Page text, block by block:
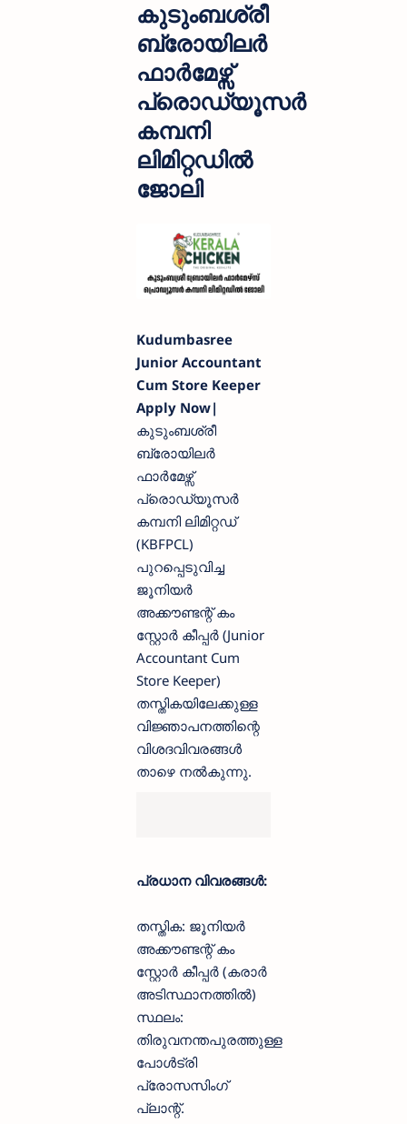
കുടുംബശ്രീ
ബ്രോയിലർ
ഫാർമേഴ്സ്
പ്രൊഡ്യൂസർ
കമ്പനി
ലിമിറ്റഡിൽ
ജോലി
Kudumbasree
Junior Accountant
Cum Store Keeper
Apply Now|
കുടുംബശ്രീ
ബ്രോയിലർ
ഫാർമേഴ്സ്
പ്രൊഡ്യൂസർ
കമ്പനി ലിമിറ്റഡ്
(KBFPCL)
പുറപ്പെടുവിച്ച
ജൂനിയർ
അക്കൗണ്ടന്റ് കം
സ്റ്റോർ കീപ്പർ (Junior
Accountant Cum
Store Keeper)
തസ്തികയിലേക്കുള്ള
വിജ്ഞാപനത്തിന്റെ
വിശദവിവരങ്ങൾ
താഴെ നൽകുന്നു.
പ്രധാന വിവരങ്ങൾ:
തസ്തിക: ജൂനിയർ
അക്കൗണ്ടന്റ് കം
സ്റ്റോർ കീപ്പർ (കരാർ
അടിസ്ഥാനത്തിൽ)
സ്ഥലം:
തിരുവനന്തപുരത്തുള്ള
പോൾട്രി
പ്രോസസിംഗ്
പ്ലാന്റ്.